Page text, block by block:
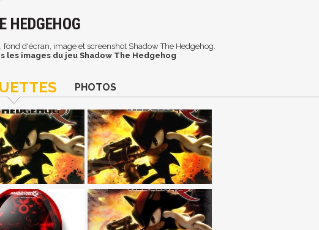
HEDGEHOG
fond d'écran, image et screenshot Shadow The Hedgehog.
les images du jeu Shadow The Hedgehog
PHOTOS